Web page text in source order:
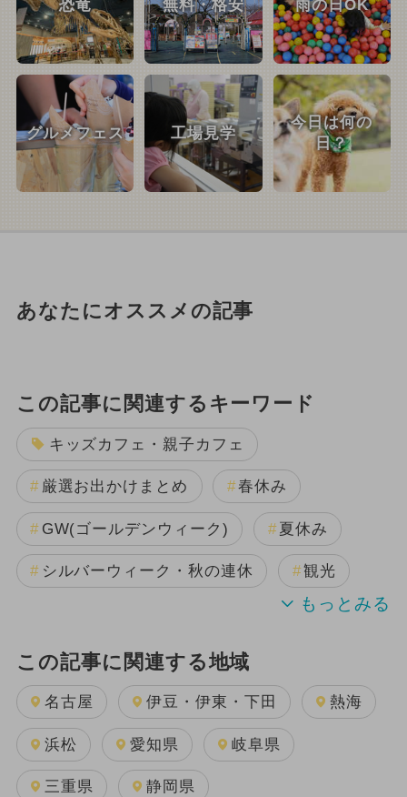
恐竜 無料・格安 雨の日OK
グルメフェス 工場見学
今日は何の
日？
あなたにオススメの記事
この記事に関連するキーワード
キッズカフェ・親子カフェ
厳選お出かけまとめ 春休み
GW(ゴールデンウィーク) 夏休み
シルバーウィーク・秋の連休 観光
この記事に関連する地域
名古屋 伊豆・伊東・下田 熱海
浜松 愛知県 岐阜県
三重県 静岡県